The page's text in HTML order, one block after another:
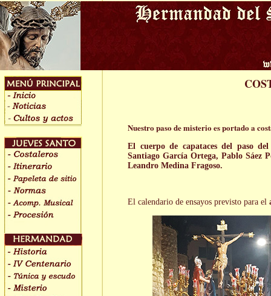
Nuestro paso de misterio es portado a
El cuerpo de capataces del paso
Santiago García Ortega, Pablo Sáez
Leandro Medina Fragoso.
El calendario de ensayos previsto para el